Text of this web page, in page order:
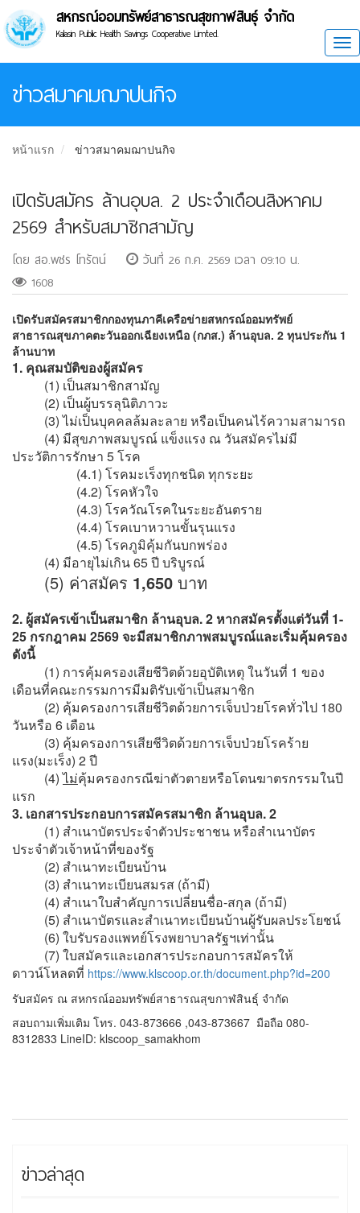
สหกรณ์ออมทรัพย์สาธารณสุขกาฬสินธุ์ จำกัด
Kalasin Public Health Savings Cooperative Limted.
ข่าวสมาคมฌาปนกิจ
หน้าแรก ข่าวสมาคมฌาปนกิจ
เปิดรับสมัคร ล้านอุบล. 2 ประจำเดือนสิงหาคม
2569 สำหรับสมาชิกสามัญ
โดย สอ.พชร โทรัตน์
วันที่ 26 ก.ค. 2569 เวลา 09:10 น.
1608
เปิดรับสมัครสมาชิกกองทุนภาคีเครือข่ายสหกรณ์ออมทรัพย์
สาธารณสุขภาคตะวันออกเฉียงเหนือ (กภส.) ล้านอุบล. 2 ทุนประกัน 1
ล้านบาท
1. คุณสมบัติของผู้สมัคร
(1) เป็นสมาชิกสามัญ
(2) เป็นผู้บรรลุนิติภาวะ
(3) ไม่เป็นบุคคลล้มละลาย หรือเป็นคนไร้ความสามารถ
(4) มีสุขภาพสมบูรณ์ แข็งแรง ณ วันสมัครไม่มี
ประวัติการรักษา 5 โรค
(4.1) โรคมะเร็งทุกชนิด ทุกระยะ
(4.2) โรคหัวใจ
(4.3) โรควัณโรคในระยะอันตราย
(4.4) โรคเบาหวานขั้นรุนแรง
(4.5) โรคภูมิคุ้มกันบกพร่อง
(4) มีอายุไม่เกิน 65 ปี บริบูรณ์
(5) ค่าสมัคร 1,650 บาท
2. ผู้สมัครเข้าเป็นสมาชิก ล้านอุบล. 2 หากสมัครตั้งแต่วันที่ 1-
25 กรกฎาคม 2569 จะมีสมาชิกภาพสมบูรณ์และเริ่มคุ้มครอง
ดังนี้
(1) การคุ้มครองเสียชีวิตด้วยอุบัติเหตุ ในวันที่ 1 ของ
เดือนที่คณะกรรมการมีมติรับเข้าเป็นสมาชิก
(2) คุ้มครองการเสียชีวิตด้วยการเจ็บป่วยโรคทั่วไป 180
วันหรือ 6 เดือน
(3) คุ้มครองการเสียชีวิตด้วยการเจ็บป่วยโรคร้าย
แรง(มะเร็ง) 2 ปี
(4)ไม่คุ้มครองกรณีฆ่าตัวตายหรือโดนฆาตรกรรมในปี
แรก
3. เอกสารประกอบการสมัครสมาชิก ล้านอุบล. 2
(1) สำเนาบัตรประจำตัวประชาชน หรือสำเนาบัตร
ประจำตัวเจ้าหน้าที่ของรัฐ
(2) สำเนาทะเบียนบ้าน
(3) สำเนาทะเบียนสมรส (ถ้ามี)
(4) สำเนาใบสำคัญการเปลี่ยนชื่อ-สกุล (ถ้ามี)
(5) สำเนาบัตรและสำเนาทะเบียนบ้านผู้รับผลประโยชน์
(6) ใบรับรองแพทย์โรงพยาบาลรัฐฯเท่านั้น
(7) ใบสมัครและเอกสารประกอบการสมัครให้
ดาวน์โหลดที่ https://www.klscoop.or.th/document.php?id=200
รับสมัคร ณ สหกรณ์ออมทรัพย์สาธารณสุขกาฬสินธุ์ จำกัด
สอบถามเพิ่มเติม โทร. 043-873666 ,043-873667 มือถือ 080-
8312833 LineID: klscoop_samakhom
ข่าวล่าสุด